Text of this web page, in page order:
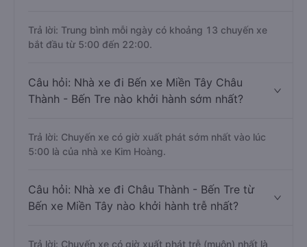
Trả lời: Trung bình mỗi ngày có khoảng 13 chuyến xe
bắt đầu từ 5:00 đến 22:00.
Câu hỏi: Nhà xe đi Bến xe Miền Tây Châu
Thành - Bến Tre nào khởi hành sớm nhất?
Trả lời: Chuyến xe có giờ xuất phát sớm nhất vào lúc
5:00 là của nhà xe Kim Hoàng.
Câu hỏi: Nhà xe đi Châu Thành - Bến Tre từ
Bến xe Miền Tây nào khởi hành trễ nhất?
Trả lời: Chuyến xe có giờ xuất phát trễ (muộn) nhất là